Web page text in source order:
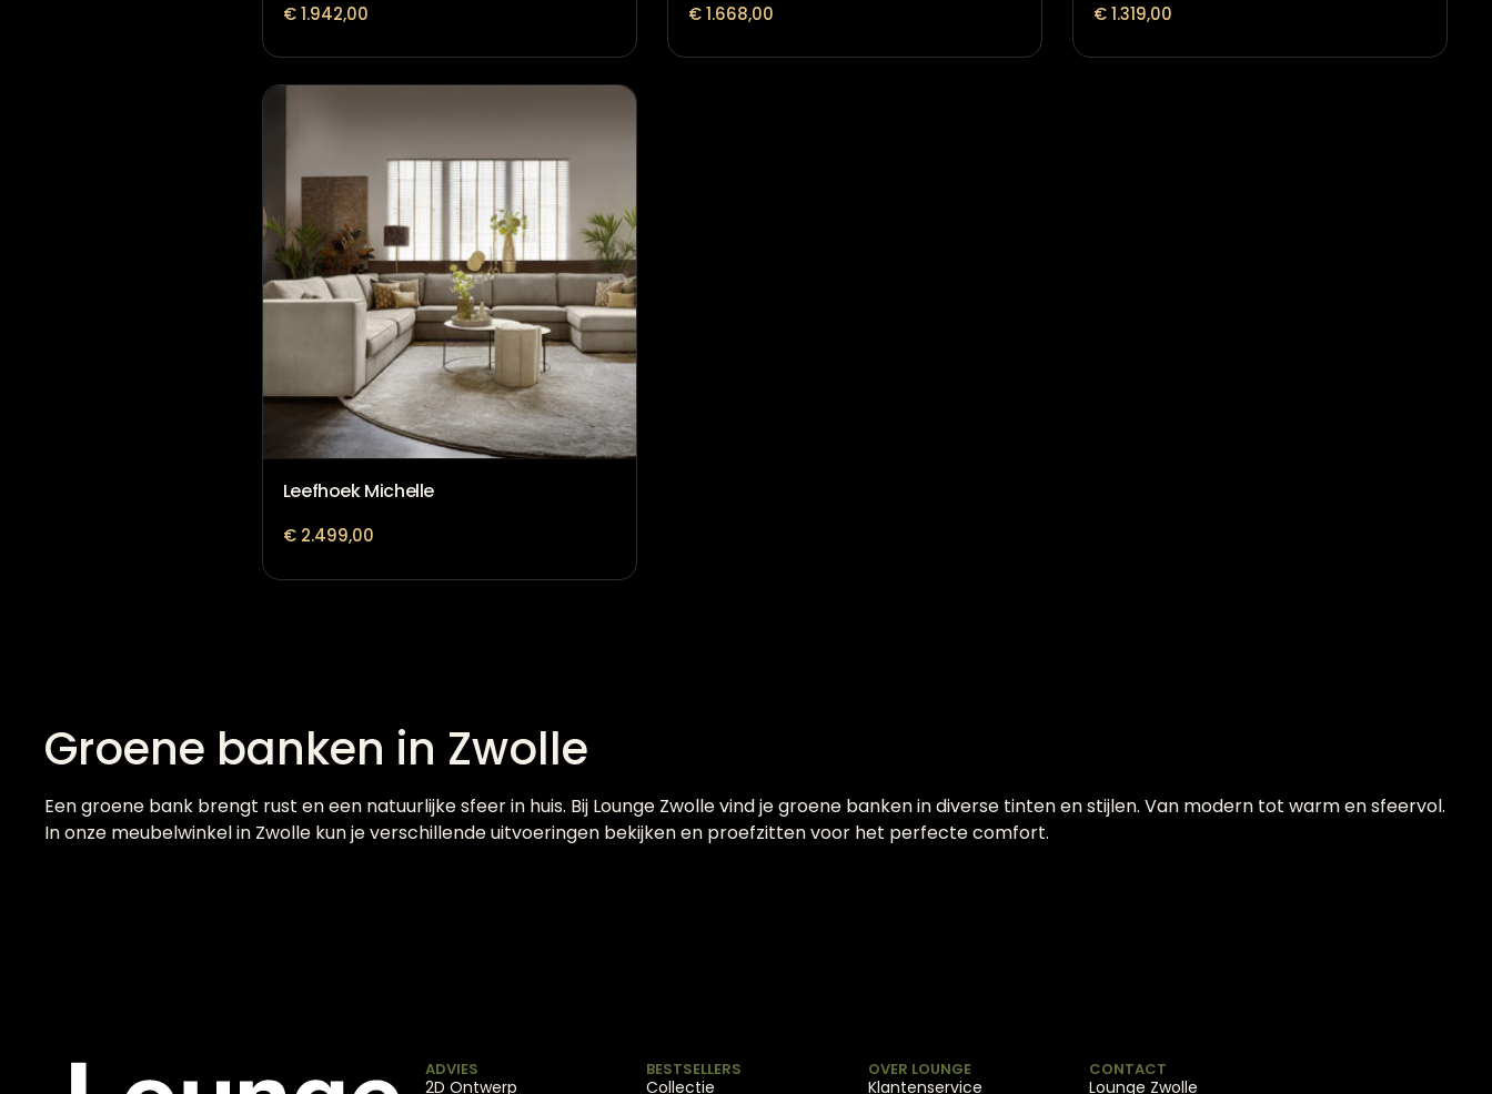
€1.942,00 €1.668,00 €1.319,00
Leefhoek Michelle
€2.499,00
Groene banken in Zwolle
Een groene bank brengt rust en een natuurlijke sfeer in huis. Bij Lounge Zwolle vind je groene banken in diverse tinten en stijlen. Van modern tot warm en sfeervol.
In onze meubelwinkel in Zwolle kun je verschillende uitvoeringen bekijken en proefzitten voor het perfecte comfort.
ADVIES
2D Ontwerp
BESTSELLERS
Collectie
OVER LOUNGE
Klantenservice
CONTACT
Lounge Zwolle